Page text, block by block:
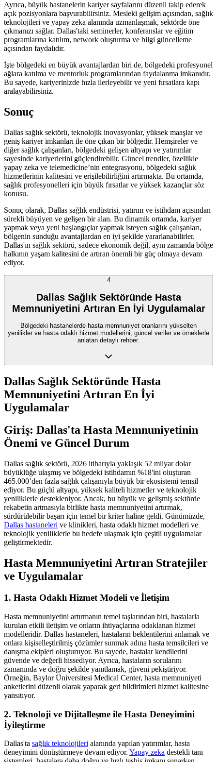
Ayrıca, büyük hastanelerin kariyer sayfalarını düzenli takip ederek
açık pozisyonlara başvurabilirsiniz. Mesleki gelişim açısından, sağlık
teknolojileri ve yapay zeka alanında uzmanlaşmak, sektörde öne
çıkmanızı sağlar. Dallas'taki seminerler, konferanslar ve eğitim
programlarına katılım, network oluşturma ve bilgi güncelleme
açısından faydalıdır.
İşte bölgedeki en büyük avantajlardan biri de, bölgedeki profesyonel
ağlara katılma ve mentorluk programlarından faydalanma imkanıdır.
Bu sayede, kariyerinizde hızla ilerleyebilir ve yeni fırsatlara kapı
aralayabilirsiniz.
Sonuç
Dallas sağlık sektörü, teknolojik inovasyonlar, yüksek maaşlar ve
geniş kariyer imkanları ile öne çıkan bir bölgedir. Hemşireler ve
diğer sağlık çalışanları, bölgedeki gelişen altyapı ve yatırımlar
sayesinde kariyerlerini güçlendirebilir. Güncel trendler, özellikle
yapay zeka ve telemedicine’nin entegrasyonu, bölgedeki sağlık
hizmetlerinin kalitesini ve erişilebilirliğini artırmakta. Bu ortamda,
sağlık profesyonelleri için büyük fırsatlar ve yüksek kazançlar söz
konusu.
Sonuç olarak, Dallas sağlık endüstrisi, yatırım ve istihdam açısından
sürekli büyüyen ve gelişen bir alan. Bu dinamik ortamda, kariyer
yapmak veya yeni başlangıçlar yapmak isteyen sağlık çalışanları,
bölgenin sunduğu avantajlardan en iyi şekilde yararlanabilirler.
Dallas'ın sağlık sektörü, sadece ekonomik değil, aynı zamanda bölge
halkının yaşam kalitesini de artıran önemli bir güç olmaya devam
ediyor.
4
Dallas Sağlık Sektöründe Hasta
Memnuniyetini Artıran En İyi Uygulamalar
Bölgedeki hastanelerde hasta memnuniyet oranlarını yükselten
yenilikler ve hasta odaklı hizmet modellerini, güncel veriler ve örneklerle
anlatan detaylı rehber.
Dallas Sağlık Sektöründe Hasta
Memnuniyetini Artıran En İyi
Uygulamalar
Giriş: Dallas'ta Hasta Memnuniyetinin
Önemi ve Güncel Durum
Dallas sağlık sektörü, 2026 itibarıyla yaklaşık 52 milyar dolar
büyüklüğe ulaşmış ve bölgedeki istihdamın %18'ini oluşturan
465.000’den fazla sağlık çalışanıyla büyük bir ekosistemi temsil
ediyor. Bu güçlü altyapı, yüksek kaliteli hizmetler ve teknolojik
yeniliklerle destekleniyor. Ancak, bu büyük ve gelişmiş sektörde
rekabetin artmasıyla birlikte hasta memnuniyetini artırmak,
sürdürülebilir başarı için temel bir kriter haline geldi. Günümüzde,
Dallas hastaneleri ve klinikleri, hasta odaklı hizmet modelleri ve
teknolojik yeniliklerle bu hedefe ulaşmak için çeşitli uygulamalar
geliştirmektedir.
Hasta Memnuniyetini Artıran Stratejiler
ve Uygulamalar
1. Hasta Odaklı Hizmet Modeli ve İletişim
Hasta memnuniyetini artırmanın temel taşlarından biri, hastalarla
kurulan etkili iletişim ve onların ihtiyaçlarına odaklanan hizmet
modelleridir. Dallas hastaneleri, hastaların beklentilerini anlamak ve
onlara kişiselleştirilmiş çözümler sunmak adına hasta temsilcileri ve
danışma ekipleri oluşturuyor. Bu sayede, hastalar kendilerini
güvende ve değerli hissediyor. Ayrıca, hastaların sorularını
zamanında ve doğru şekilde yanıtlamak, güveni pekiştiriyor.
Örneğin, Baylor Üniversitesi Medical Center, hasta memnuniyeti
anketlerini düzenli olarak yaparak geri bildirimleri hizmet kalitesine
yansıtıyor.
2. Teknoloji ve Dijitalleşme ile Hasta Deneyimini
İyileştirme
Dallas'ta sağlık teknolojileri alanında yapılan yatırımlar, hasta
deneyimini dönüştürmeye devam ediyor. Yapay zeka destekli tanı